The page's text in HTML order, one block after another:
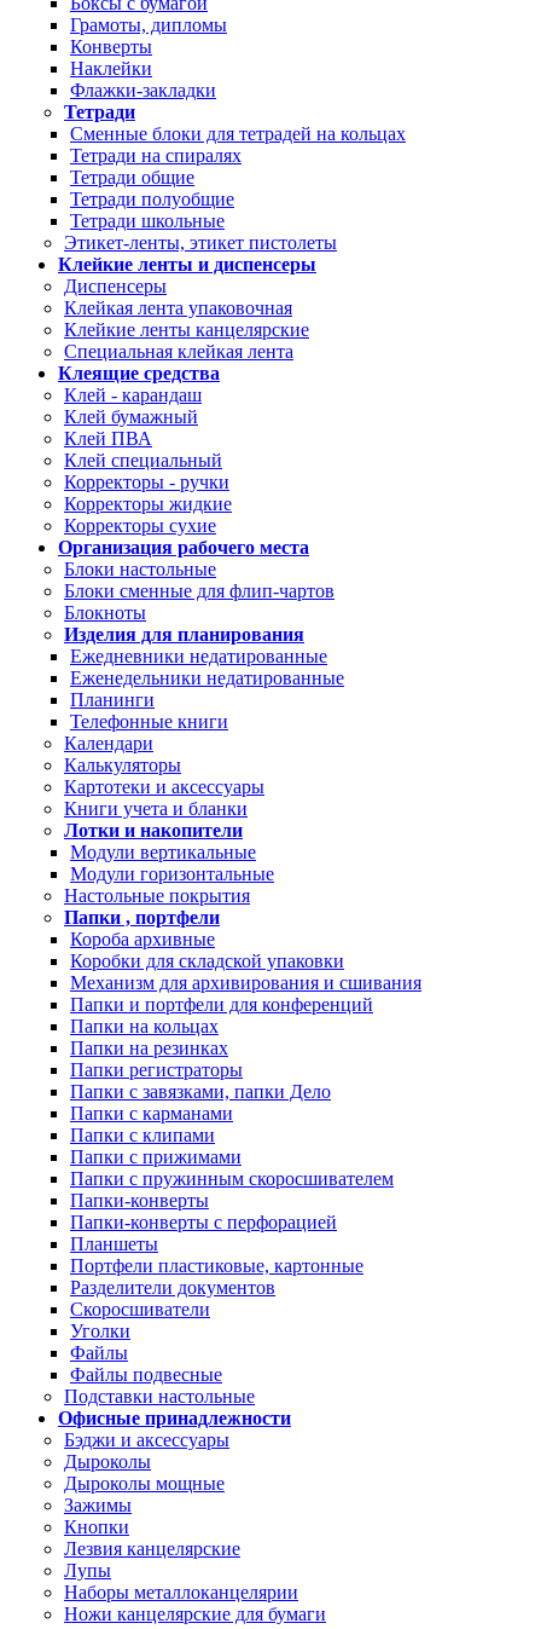
Грамоты, дипломы
Конверты
Наклейки
Флажки-закладки
Тетради
Сменные блоки для тетрадей на кольцах
Тетради на спиралях
Тетради общие
Тетради полуобщие
Тетради школьные
Этикет-ленты, этикет пистолеты
Клейкие ленты и диспенсеры
Диспенсеры
Клейкая лента упаковочная
Клейкие ленты канцелярские
Специальная клейкая лента
Клеящие средства
Клей - карандаш
Клей бумажный
Клей ПВА
Клей специальный
Корректоры - ручки
Корректоры жидкие
Корректоры сухие
Организация рабочего места
Блоки настольные
Блоки сменные для флип-чартов
Блокноты
Изделия для планирования
Ежедневники недатированные
Еженедельники недатированные
Планинги
Телефонные книги
Календари
Калькуляторы
Картотеки и аксессуары
Книги учета и бланки
Лотки и накопители
Модули вертикальные
Модули горизонтальные
Настольные покрытия
Папки , портфели
Короба архивные
Коробки для складской упаковки
Механизм для архивирования и сшивания
Папки и портфели для конференций
Папки на кольцах
Папки на резинках
Папки регистраторы
Папки с завязками, папки Дело
Папки с карманами
Папки с клипами
Папки с прижимами
Папки с пружинным скоросшивателем
Папки-конверты
Папки-конверты с перфорацией
Планшеты
Портфели пластиковые, картонные
Разделители документов
Скоросшиватели
Уголки
Файлы
Файлы подвесные
Подставки настольные
Офисные принадлежности
Бэджи и аксессуары
Дыроколы
Дыроколы мощные
Зажимы
Кнопки
Лезвия канцелярские
Лупы
Наборы металлоканцелярии
Ножи канцелярские для бумаги